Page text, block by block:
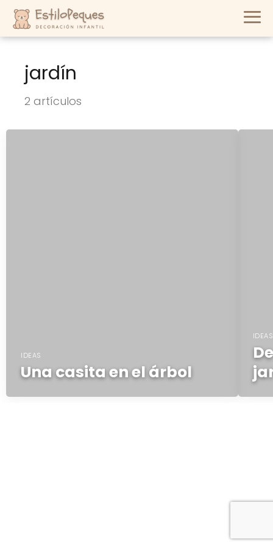
jardín
2 artículos
IDEAS
Una casita en el árbol
IDEAS